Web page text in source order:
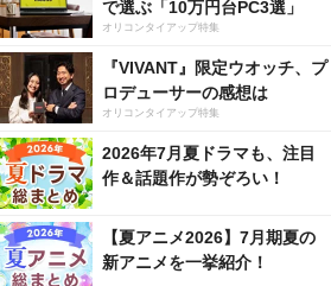
で選ぶ「10万円台PC3選」
オリコンタイアップ特集
『VIVANT』限定ウオッチ、プ
ロデューサーの感想は
オリコンタイアップ特集
2026年7月夏ドラマも、注目
作＆話題作が勢ぞろい！
【夏アニメ2026】7月期夏の
新アニメを一挙紹介！